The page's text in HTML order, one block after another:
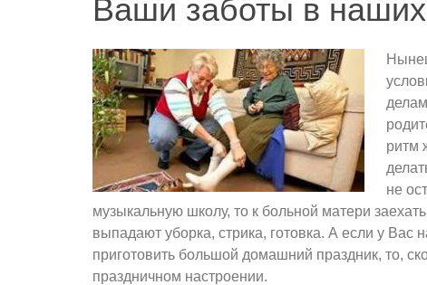
Ваши заботы в наших
ритм
не
музыкальную школу, то к больной матери
выпадают уборка, стрика, готовка. А если у Вас
приготовить большой домашний праздник, то,
праздничном настроении.